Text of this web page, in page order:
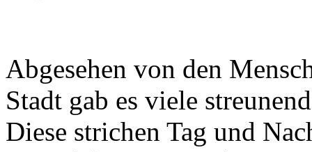
Abgesehen von den
Stadt gab es viele
Diese strichen Tag und